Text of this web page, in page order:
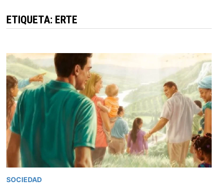
ETIQUETA: ERTE
SOCIEDAD